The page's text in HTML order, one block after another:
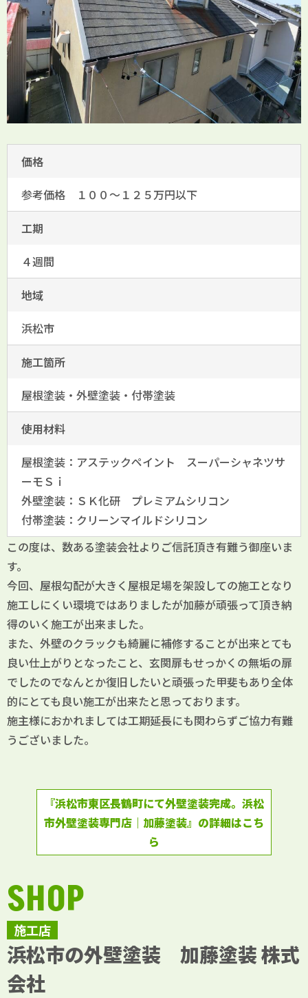
価格
参考価格 １００～１２５万円以下
工期
４週間
地域
浜松市
施工箇所
屋根塗装・外壁塗装・付帯塗装
使用材料
屋根塗装：アステックペイント スーパーシャネツサ
ーモＳｉ
外壁塗装：ＳＫ化研 プレミアムシリコン
付帯塗装：クリーンマイルドシリコン
この度は、数ある塗装会社よりご信託頂き有難う御座いま
す。
今回、屋根勾配が大きく屋根足場を架設しての施工となり
施工しにくい環境ではありましたが加藤が頑張って頂き納
得のいく施工が出来ました。
また、外壁のクラックも綺麗に補修することが出来とても
良い仕上がりとなったこと、玄関扉もせっかくの無垢の扉
でしたのでなんとか復旧したいと頑張った甲斐もあり全体
的にとても良い施工が出来たと思っております。
施主様におかれましては工期延長にも関わらずご協力有難
うございました。
『浜松市東区長鶴町にて外壁塗装完成。浜松
市外壁塗装専門店｜加藤塗装』の詳細はこち
ら
施工店
SHOP
浜松市の外壁塗装 加藤塗装 株式
会社